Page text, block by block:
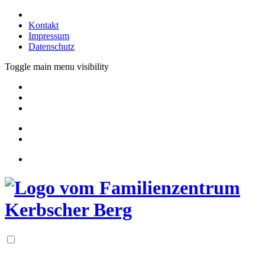
Kontakt
Impressum
Datenschutz
Toggle main menu visibility